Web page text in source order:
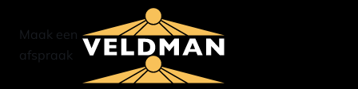
Maak een
afspraak